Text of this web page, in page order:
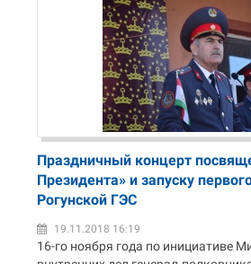
Праздничный концерт
Президента» и запуску
Рогунской ГЭС
19.11.2018 16:19
16-го ноября года по инициативе